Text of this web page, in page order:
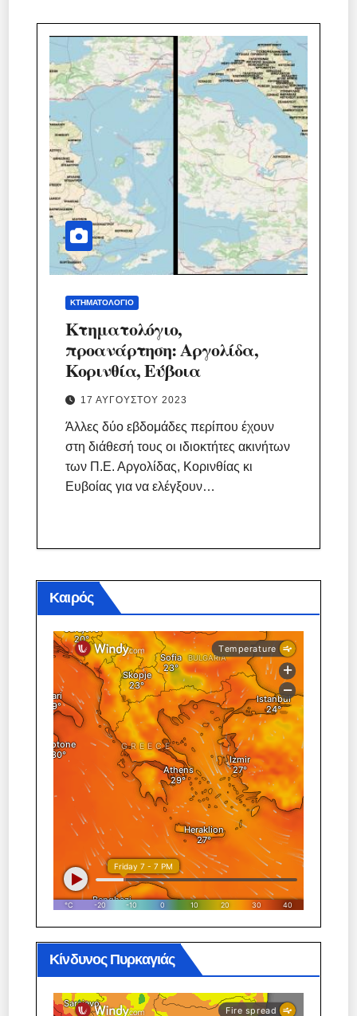
ΚΤΗΜΑΤΟΛΌΓΙΟ
Κτηματολόγιο,
προανάρτηση: Αργολίδα,
Κορινθία, Εύβοια
17 ΑΥΓΟΎΣΤΟΥ 2023
Άλλες δύο εβδομάδες περίπου έχουν
στη διάθεσή τους οι ιδιοκτήτες ακινήτων
των Π.Ε. Αργολίδας, Κορινθίας κι
Ευβοίας για να ελέγξουν…
Καιρός
Κίνδυνος Πυρκαγιάς